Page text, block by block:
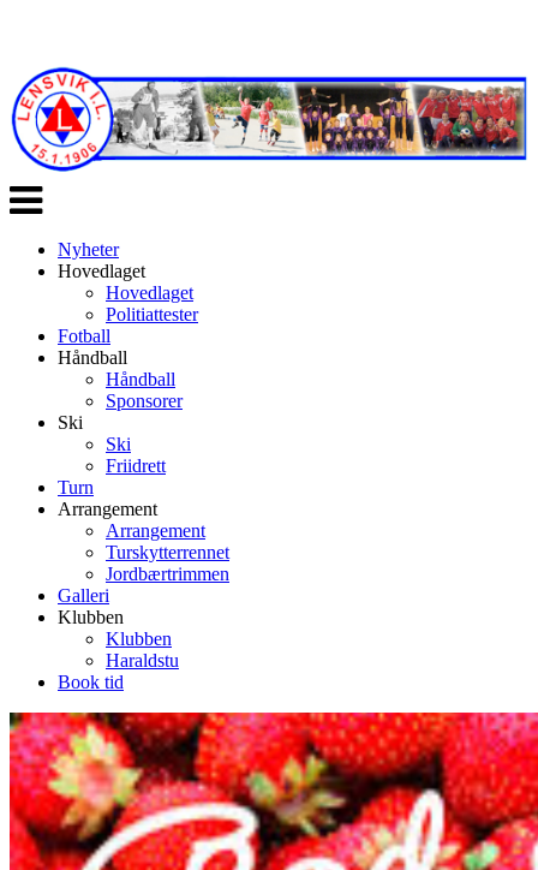
Veksle
navigasjon
Nyheter
Hovedlaget
Hovedlaget
Politiattester
Fotball
Håndball
Håndball
Sponsorer
Ski
Ski
Friidrett
Turn
Arrangement
Arrangement
Turskytterrennet
Jordbærtrimmen
Galleri
Klubben
Klubben
Haraldstu
Book tid